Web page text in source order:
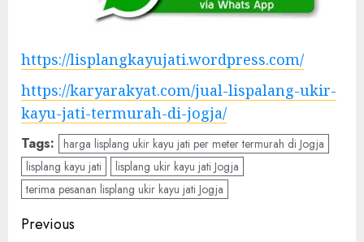
https://lisplangkayujati.wordpress.com/
https://karyarakyat.com/jual-lispalang-ukir-
kayu-jati-termurah-di-jogja/
Tags: harga lisplang ukir kayu jati per meter termurah di Jogja
lisplang kayu jati
lisplang ukir kayu jati Jogja
terima pesanan lisplang ukir kayu jati Jogja
Previous